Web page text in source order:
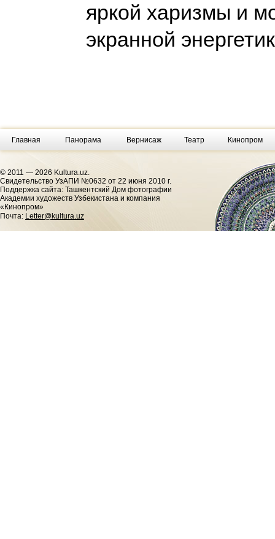
яркой харизмы и
экранной
Главная Панорама Вернисаж Театр Кинопром
© 2011 — 2026 Kultura.uz.
Cвидетельство УзАПИ №0632 от 22 июня 2010 г.
Поддержка сайта: Ташкентский Дом фотографии
Академии художеств Узбекистана и компания
«Кинопром»
Почта: Letter@kultura.uz